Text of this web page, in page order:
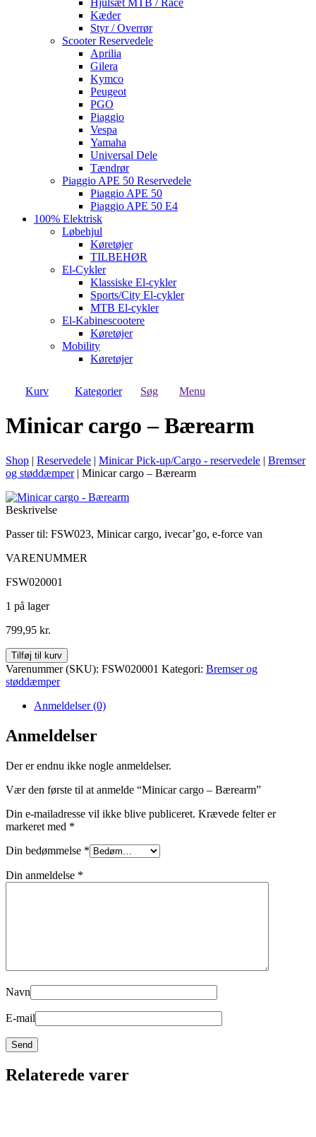
Kæder
Styr / Overrør
Scooter Reservedele
Aprilia
Gilera
Kymco
Peugeot
PGO
Piaggio
Vespa
Yamaha
Universal Dele
Tændrør
Piaggio APE 50 Reservedele
Piaggio APE 50
Piaggio APE 50 E4
100% Elektrisk
Løbehjul
Køretøjer
TILBEHØR
El-Cykler
Klassiske El-cykler
Sports/City El-cykler
MTB El-cykler
El-Kabinescootere
Køretøjer
Mobility
Køretøjer
Kurv Kategorier Søg Menu
Minicar cargo – Bærearm
Shop | Reservedele | Minicar Pick-up/Cargo - reservedele | Bremser
og støddæmper| Minicar cargo – Bærearm
Beskrivelse
Passer til: FSW023, Minicar cargo, ivecar’go, e-force van
VARENUMMER
FSW020001
1 på lager
799,95 kr.
Minicar
cargo
-
antal
Tilføj til kurv
Varenummer (SKU): FSW020001 Kategori: Bremser og
støddæmper
Anmeldelser (0)
Anmeldelser
Der er endnu ikke nogle anmeldelser.
Vær den første til at anmelde “Minicar cargo – Bærearm”
Din e-mailadresse vil ikke blive publiceret. Krævede felter er
markeret med *
Din bedømmelse *
Din anmeldelse *
Navn
E-mail
Relaterede varer